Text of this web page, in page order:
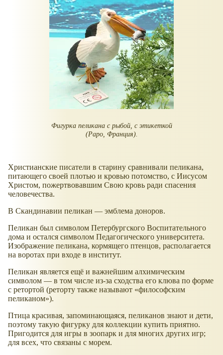
Фигурка пеликана с рыбой, с этикеткой
(Papo, Франция).
Христианские писатели в старину сравнивали пеликана,
питающего своей плотью и кровью потомство, с Иисусом
Христом, пожертвовавшим Свою кровь ради спасения
человечества.
В Скандинавии пеликан — эмблема доноров.
Пеликан был символом Петербургского Воспитательного
дома и остался символом Педагогического университета.
Изображение пеликана, кормящего птенцов, располагается
на воротах при входе в институт.
Пеликан является ещё и важнейшим алхимическим
символом — в том числе из-за сходства его клюва по форме
с ретортой (реторту также называют
философским
пеликаном ).
Птица красивая, запоминающаяся, пеликанов знают и дети,
поэтому такую фигурку для коллекции купить приятно.
Пригодится для игры в зоопарк и для многих других игр;
для всех, что связаны с морем.